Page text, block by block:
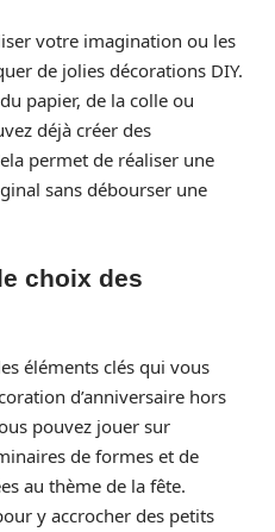
votre imagination ou les
de jolies décorations DIY.
papier, de la colle ou
déjà créer des
permet de réaliser une
sans débourser une
choix des
éléments clés qui vous
d’anniversaire hors
pouvez jouer sur
de formes et de
au thème de la fête.
y accrocher des petits